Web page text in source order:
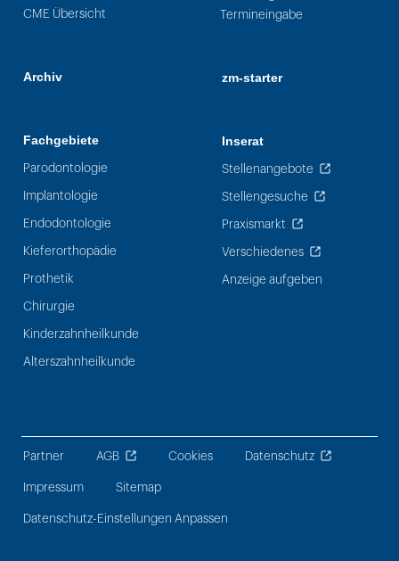
CME Übersicht
Archiv
Fachgebiete
Parodontologie
Implantologie
Endodontologie
Kieferorthopädie
Prothetik
Chirurgie
Kinderzahnheilkunde
Alterszahnheilkunde
Termineingabe
zm-starter
Inserat
Stellenangebote
Stellengesuche
Praxismarkt
Verschiedenes
Anzeige aufgeben
Partner AGB Cookies Datenschutz
Impressum Sitemap
Datenschutz-Einstellungen Anpassen